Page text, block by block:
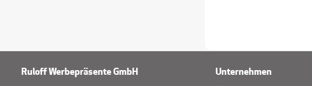
Ruloff Werbepräsente GmbH Unternehmen